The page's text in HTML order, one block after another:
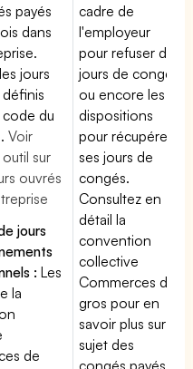
payés
dans
jours
du
Voir
sur
ouvrés
jours
: Les
la
de
cadre de
l'employeur
pour refuser des
jours de congés
ou encore les
dispositions
pour récupérer
ses jours de
congés.
Consultez en
détail la
convention
collective
Commerces de
gros pour en
savoir plus sur le
sujet des
congés payés